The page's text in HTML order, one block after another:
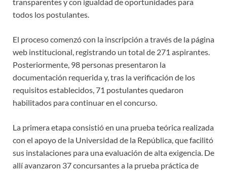
todos los postulantes.
El proceso comenzó con la inscripción a través de la página
web institucional, registrando un total de 271 aspirantes.
Posteriormente, 98 personas presentaron la
documentación requerida y, tras la verificación de los
requisitos establecidos, 71 postulantes quedaron
habilitados para continuar en el concurso.
La primera etapa consistió en una prueba teórica realizada
con el apoyo de la Universidad de la República, que facilitó
sus instalaciones para una evaluación de alta exigencia. De
allí avanzaron 37 concursantes a la prueba práctica de